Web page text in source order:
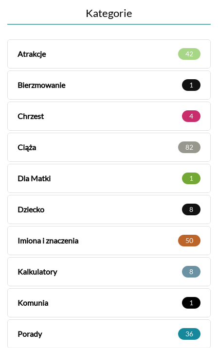
Kategorie
Atrakcje 42
Bierzmowanie 1
Chrzest 4
Ciąża 82
Dla Matki 1
Dziecko 8
Imiona i znaczenia 50
Kalkulatory 8
Komunia 1
Porady 36